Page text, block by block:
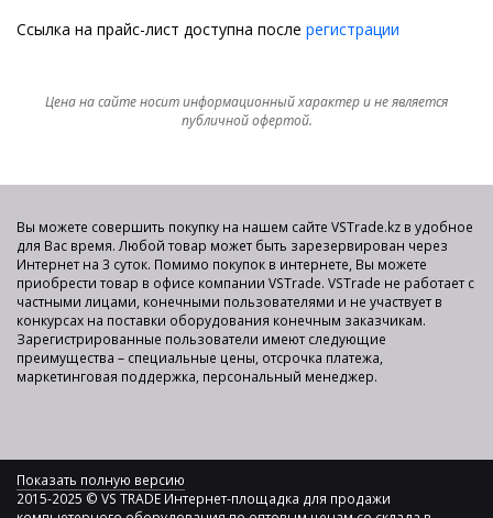
Ссылка на прайс-лист доступна после регистрации
Цена на сайте носит информационный характер и не является
публичной офертой.
Вы можете совершить покупку на нашем сайте VSTrade.kz в удобное
для Вас время. Любой товар может быть зарезервирован через
Интернет на 3 суток. Помимо покупок в интернете, Вы можете
приобрести товар в офисе компании VSTrade. VSTrade не работает с
частными лицами, конечными пользователями и не участвует в
конкурсах на поставки оборудования конечным заказчикам.
Зарегистрированные пользователи имеют следующие
преимущества – специальные цены, отсрочка платежа,
маркетинговая поддержка, персональный менеджер.
Показать полную версию
2015-2025 © VS TRADE Интернет-площадка для продажи